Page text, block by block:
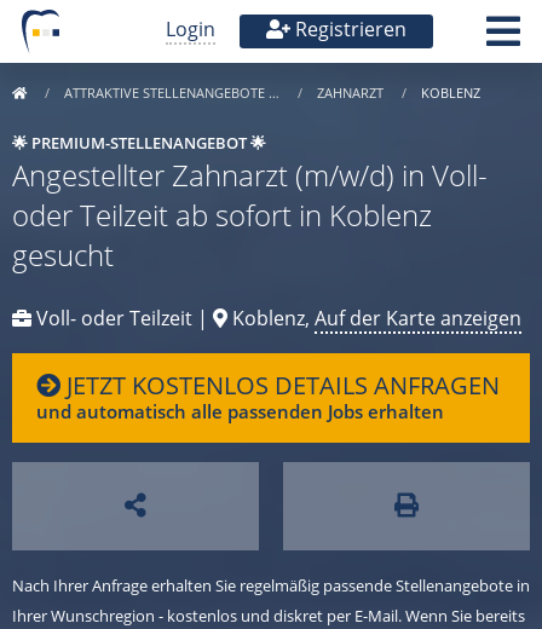
Login Registrieren
ATTRAKTIVE STELLENANGEBOTE … ZAHNARZT KOBLENZ
🌟 PREMIUM-STELLENANGEBOT 🌟
Angestellter Zahnarzt (m/w/d) in Voll-
oder Teilzeit ab sofort in Koblenz
gesucht
Voll- oder Teilzeit | Koblenz, Auf der Karte anzeigen
JETZT KOSTENLOS DETAILS ANFRAGEN
und automatisch alle passenden Jobs erhalten
Nach Ihrer Anfrage erhalten Sie regelmäßig passende Stellenangebote in
Ihrer Wunschregion - kostenlos und diskret per E-Mail. Wenn Sie bereits